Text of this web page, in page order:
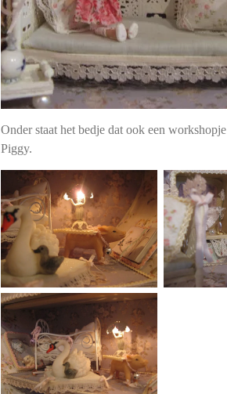
Onder staat het bedje dat ook een
Piggy.